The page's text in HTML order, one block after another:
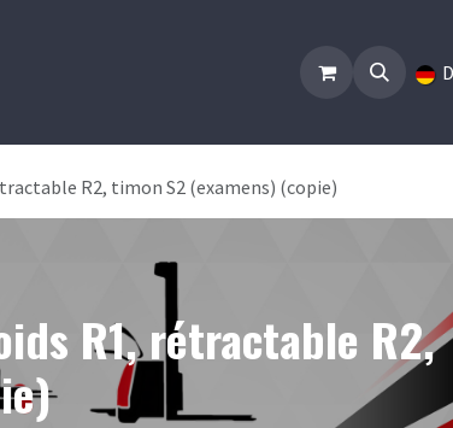
Info und Kontakte
R2, timon S2 (examens) (copie)
R1, rétractable R2,